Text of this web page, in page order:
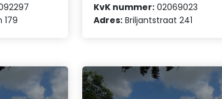
179
KvK nummer: 02069023
Adres: Briljantstraat 241